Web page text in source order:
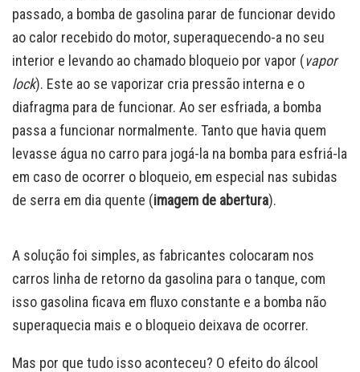
passado, a bomba de gasolina parar de funcionar devido
ao calor recebido do motor, superaquecendo-a no seu
interior e levando ao chamado bloqueio por vapor (vapor
lock). Este ao se vaporizar cria pressão interna e o
diafragma para de funcionar. Ao ser esfriada, a bomba
passa a funcionar normalmente. Tanto que havia quem
levasse água no carro para jogá-la na bomba para esfriá-la
em caso de ocorrer o bloqueio, em especial nas subidas
de serra em dia quente (imagem de abertura).
A solução foi simples, as fabricantes colocaram nos
carros linha de retorno da gasolina para o tanque, com
isso gasolina ficava em fluxo constante e a bomba não
superaquecia mais e o bloqueio deixava de ocorrer.
Mas por que tudo isso aconteceu? O efeito do álcool